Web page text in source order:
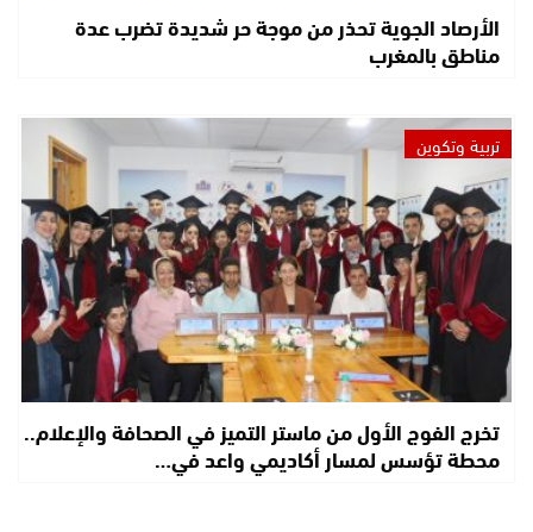
الأرصاد الجوية تحذر من موجة حر شديدة تضرب عدة
مناطق بالمغرب
تربية وتكوين
تخرج الفوج الأول من ماستر التميز في الصحافة والإعلام..
محطة تؤسس لمسار أكاديمي واعد في…